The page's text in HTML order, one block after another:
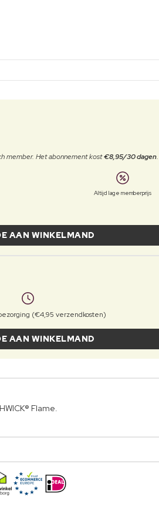
member. Het abonnement kost€8,95/30 dagen
Altijd lage memberprijs
AAN WINKELMAND
(€4,95 verzendkosten)
AAN WINKELMAND
Flame.